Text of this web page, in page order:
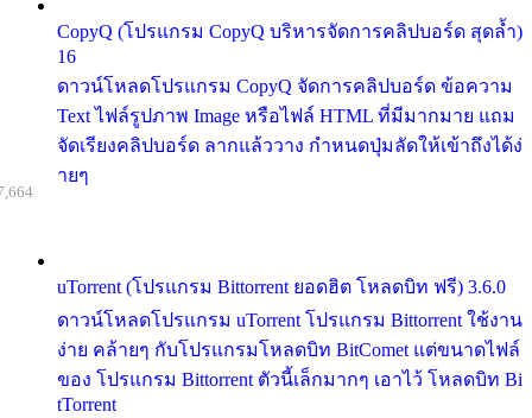
CopyQ (โปรแกรม CopyQ บริหารจัดการคลิปบอร์ด สุดล้ำ)
16
ดาวน์โหลดโปรแกรม CopyQ จัดการคลิปบอร์ด ข้อความ
Text ไฟล์รูปภาพ Image หรือไฟล์ HTML ที่มีมากมาย แถม
จัดเรียงคลิปบอร์ด ลากแล้ววาง กำหนดปุ่มลัดให้เข้าถึงได้ง่
ายๆ
uTorrent (โปรแกรม Bittorrent ยอดฮิต โหลดบิท ฟรี) 3.6.0
ดาวน์โหลดโปรแกรม uTorrent โปรแกรม Bittorrent ใช้งาน
ง่าย คล้ายๆ กับโปรแกรมโหลดบิท BitComet แต่ขนาดไฟล์
ของ โปรแกรม Bittorrent ตัวนี้เล็กมากๆ เอาไว้ โหลดบิท Bi
tTorrent